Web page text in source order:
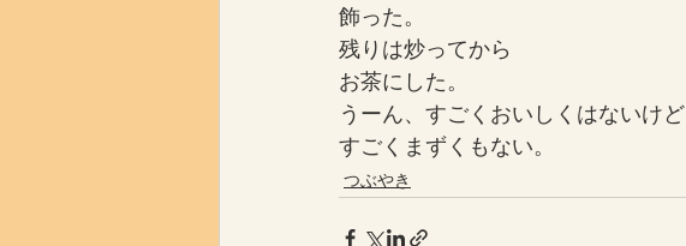
飾った。
残りは炒ってから
お茶にした。
うーん、すごくおいしくはないけど
すごくまずくもない。
つぶやき